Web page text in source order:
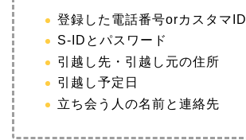
登録した電話番号orカスタマID
S-IDとパスワード
引越し先・引越し元の住所
引越し予定日
立ち会う人の名前と連絡先